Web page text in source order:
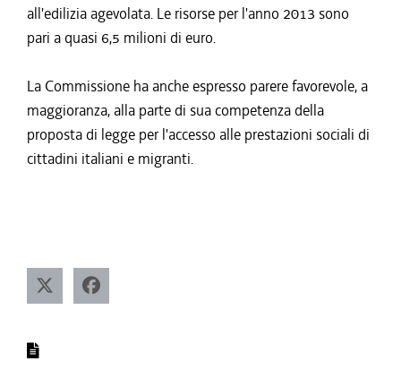
all'edilizia agevolata. Le risorse per l'anno 2013 sono
pari a quasi 6,5 milioni di euro.
La Commissione ha anche espresso parere favorevole, a
maggioranza, alla parte di sua competenza della
proposta di legge per l'accesso alle prestazioni sociali di
cittadini italiani e migranti.